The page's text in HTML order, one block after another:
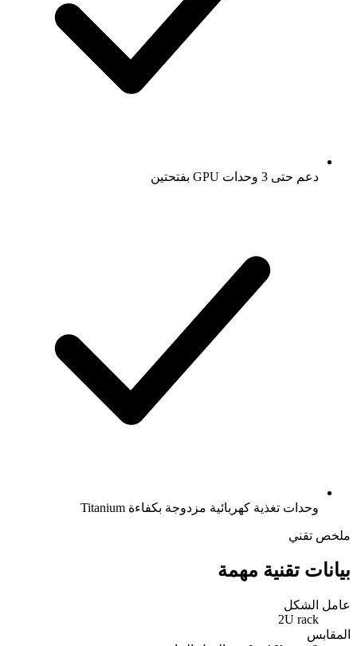
دعم حتى 3 وحدات GPU بفتحتين
وحدات تغذية كهربائية مزدوجة بكفاءة Titanium
ملخص تقني
بيانات تقنية مهمة
عامل الشكل
2U rack
المقابس